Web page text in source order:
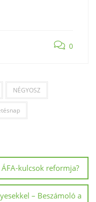
0
NÉGYOSZ
kulcsok reformja?
– Beszámoló a